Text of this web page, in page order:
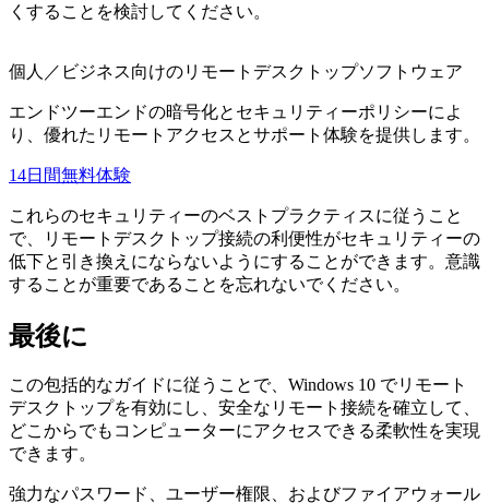
くすることを検討してください。
個人／ビジネス向けのリモートデスクトップソフトウェア
エンドツーエンドの暗号化とセキュリティーポリシーによ
り、優れたリモートアクセスとサポート体験を提供します。
14日間無料体験
これらのセキュリティーのベストプラクティスに従うこと
で、リモートデスクトップ接続の利便性がセキュリティーの
低下と引き換えにならないようにすることができます。意識
することが重要であることを忘れないでください。
最後に
この包括的なガイドに従うことで、Windows 10 でリモート
デスクトップを有効にし、安全なリモート接続を確立して、
どこからでもコンピューターにアクセスできる柔軟性を実現
できます。
強力なパスワード、ユーザー権限、およびファイアウォール